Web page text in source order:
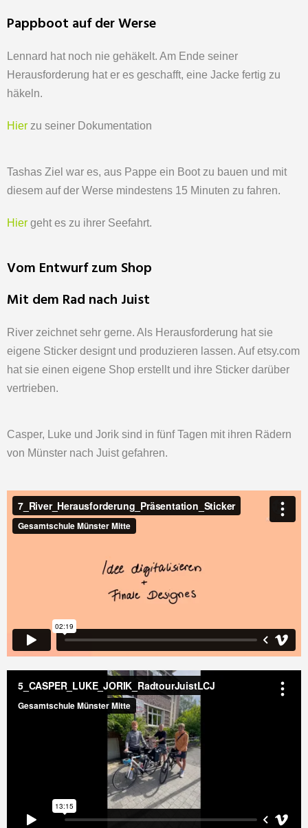
Pappboot auf der Werse
Lennard hat noch nie gehäkelt. Am Ende seiner
Herausforderung hat er es geschafft, eine Jacke fertig zu
häkeln.
Hier zu seiner Dokumentation
Tashas Ziel war es, aus Pappe ein Boot zu bauen und mit
diesem auf der Werse mindestens 15 Minuten zu fahren.
Hier geht es zu ihrer Seefahrt.
Vom Entwurf zum Shop
Mit dem Rad nach Juist
River zeichnet sehr gerne. Als Herausforderung hat sie
eigene Sticker designt und produzieren lassen. Auf etsy.com
hat sie einen eigene Shop erstellt und ihre Sticker darüber
vertrieben.
Casper, Luke und Jorik sind in fünf Tagen mit ihren Rädern
von Münster nach Juist gefahren.